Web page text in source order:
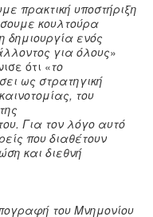
πρακτική υποστήριξη
κουλτούρα
ενός
για όλους»
ότι «το
ως στρατηγική
του
Για τον λόγο αυτό
που διαθέτουν
και διεθνή
του Μνημονίου